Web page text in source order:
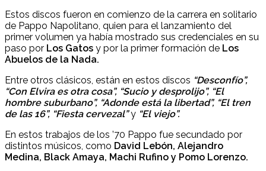
Estos discos fueron en comienzo de la carrera en solitario
de Pappo Napolitano, quien para el lanzamiento del
primer volumen ya había mostrado sus credenciales en su
paso por Los Gatos y por la primer formación de Los
Abuelos de la Nada.
Entre otros clásicos, están en estos discos “Desconfío”,
“Con Elvira es otra cosa”, “Sucio y desprolijo”, “El
hombre suburbano”, “Adonde está la libertad”, “El tren
de las 16”, “Fiesta cervezal”y “El viejo”.
En estos trabajos de los ’70 Pappo fue secundado por
distintos músicos, como David Lebón, Alejandro
Medina, Black Amaya, Machi Rufino y Pomo Lorenzo.